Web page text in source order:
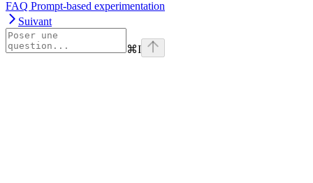
FAQ Prompt-based experimentation
Suivant
⌘I